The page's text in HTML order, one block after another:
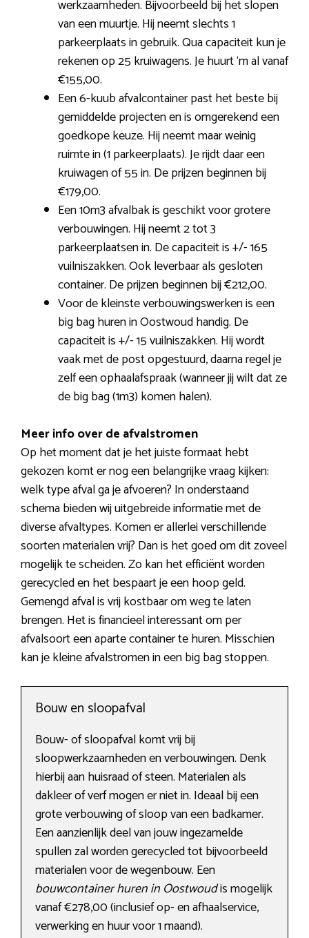
werkzaamheden. Bijvoorbeeld bij het slopen
van een muurtje. Hij neemt slechts 1
parkeerplaats in gebruik. Qua capaciteit kun je
rekenen op 25 kruiwagens. Je huurt ‘m al vanaf
€155,00.
Een 6-kuub afvalcontainer past het beste bij
gemiddelde projecten en is omgerekend een
goedkope keuze. Hij neemt maar weinig
ruimte in (1 parkeerplaats). Je rijdt daar een
kruiwagen of 55 in. De prijzen beginnen bij
€179,00.
Een 10m3 afvalbak is geschikt voor grotere
verbouwingen. Hij neemt 2 tot 3
parkeerplaatsen in. De capaciteit is +/- 165
vuilniszakken. Ook leverbaar als gesloten
container. De prijzen beginnen bij €212,00.
Voor de kleinste verbouwingswerken is een
big bag huren in Oostwoud handig. De
capaciteit is +/- 15 vuilniszakken. Hij wordt
vaak met de post opgestuurd, daarna regel je
zelf een ophaalafspraak (wanneer jij wilt dat ze
de big bag (1m3) komen halen).
Meer info over de afvalstromen
Op het moment dat je het juiste formaat hebt
gekozen komt er nog een belangrijke vraag kijken:
welk type afval ga je afvoeren? In onderstaand
schema bieden wij uitgebreide informatie met de
diverse afvaltypes. Komen er allerlei verschillende
soorten materialen vrij? Dan is het goed om dit zoveel
mogelijk te scheiden. Zo kan het efficiënt worden
gerecycled en het bespaart je een hoop geld.
Gemengd afval is vrij kostbaar om weg te laten
brengen. Het is financieel interessant om per
afvalsoort een aparte container te huren. Misschien
kan je kleine afvalstromen in een big bag stoppen.
Bouw en sloopafval
Bouw- of sloopafval komt vrij bij
sloopwerkzaamheden en verbouwingen. Denk
hierbij aan huisraad of steen. Materialen als
dakleer of verf mogen er niet in. Ideaal bij een
grote verbouwing of sloop van een badkamer.
Een aanzienlijk deel van jouw ingezamelde
spullen zal worden gerecycled tot bijvoorbeeld
materialen voor de wegenbouw. Een
bouwcontainer huren in Oostwoudis mogelijk
vanaf €278,00 (inclusief op- en afhaalservice,
verwerking en huur voor 1 maand).